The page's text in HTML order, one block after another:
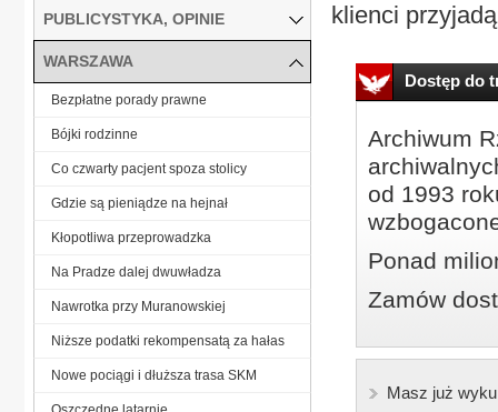
klienci
Dostęp do
Archiwum
od 1993
Ponad
Zamów
Masz już
PUBLICYSTYKA, OPINIE
WARSZAWA
Bezpłatne porady prawne
Bójki rodzinne
Co czwarty pacjent spoza stolicy
Gdzie są pieniądze na hejnał
Kłopotliwa przeprowadzka
Na Pradze dalej dwuwładza
Nawrotka przy Muranowskiej
Niższe podatki rekompensatą za hałas
Nowe pociągi i dłuższa trasa SKM